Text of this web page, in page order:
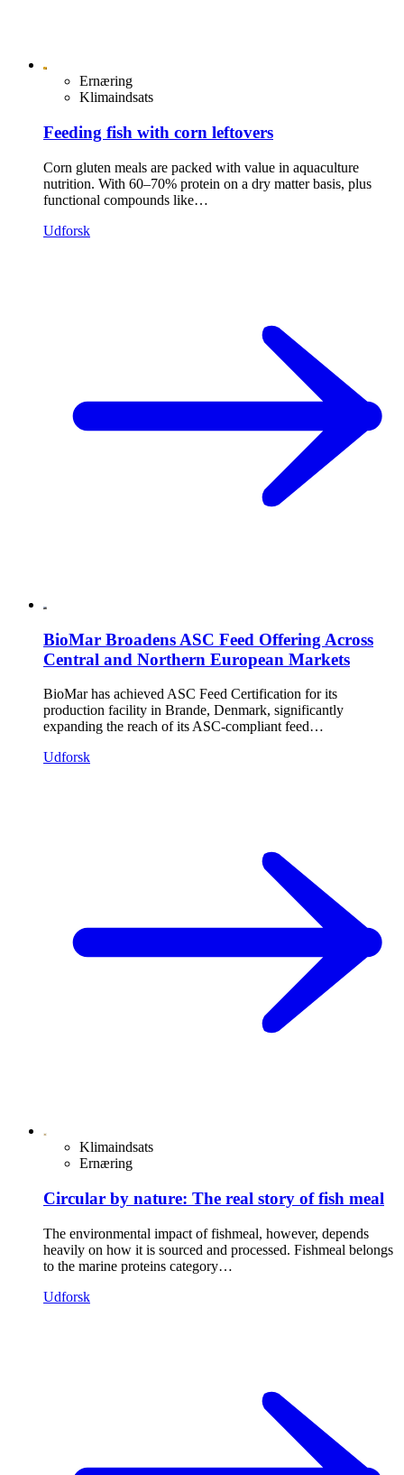
Ernæring
Klimaindsats
Feeding fish with corn leftovers
Corn gluten meals are packed with value in aquaculture
nutrition. With 60–70% protein on a dry matter basis, plus
functional compounds like…
Udforsk
BioMar Broadens ASC Feed Offering Across
Central and Northern European Markets
BioMar has achieved ASC Feed Certification for its
production facility in Brande, Denmark, significantly
expanding the reach of its ASC-compliant feed…
Udforsk
Klimaindsats
Ernæring
Circular by nature: The real story of fish meal
The environmental impact of fishmeal, however, depends
heavily on how it is sourced and processed. Fishmeal belongs
to the marine proteins category…
Udforsk